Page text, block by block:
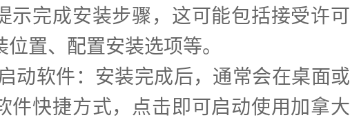
示完成安装步骤，这可能包括接受许可
置、配置安装选项等。
动软件：安装完成后，通常会在桌面或
件快捷方式，点击即可启动使用加拿大